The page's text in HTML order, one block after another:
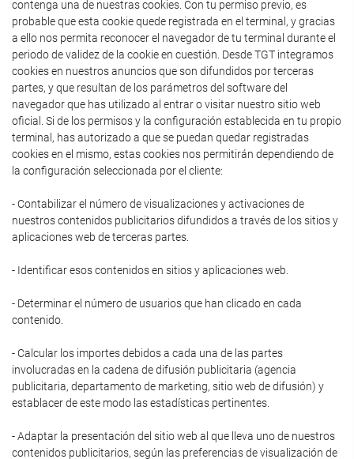
contenga una de nuestras cookies. Con tu permiso previo, es
probable que esta cookie quede registrada en el terminal, y gracias
a ello nos permita reconocer el navegador de tu terminal durante el
periodo de validez de la cookie en cuestión. Desde TGT integramos
cookies en nuestros anuncios que son difundidos por terceras
partes, y que resultan de los parámetros del software del
navegador que has utilizado al entrar o visitar nuestro sitio web
oficial. Si de los permisos y la configuración establecida en tu propio
terminal, has autorizado a que se puedan quedar registradas
cookies en el mismo, estas cookies nos permitirán dependiendo de
la configuración seleccionada por el cliente:
- Contabilizar el número de visualizaciones y activaciones de
nuestros contenidos publicitarios difundidos a través de los sitios y
aplicaciones web de terceras partes.
- Identificar esos contenidos en sitios y aplicaciones web.
- Determinar el número de usuarios que han clicado en cada
contenido.
- Calcular los importes debidos a cada una de las partes
involucradas en la cadena de difusión publicitaria (agencia
publicitaria, departamento de marketing, sitio web de difusión) y
establacer de este modo las estadísticas pertinentes.
- Adaptar la presentación del sitio web al que lleva uno de nuestros
contenidos publicitarios, según las preferencias de visualización de